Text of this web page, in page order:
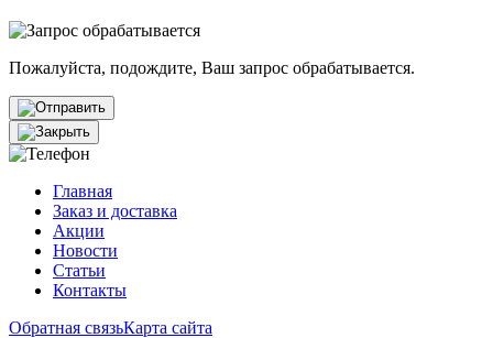
Пожалуйста, подождите, Ваш запрос обрабатывается.
Главная
Заказ и доставка
Акции
Новости
Статьи
Контакты
Обратная связьКарта сайта